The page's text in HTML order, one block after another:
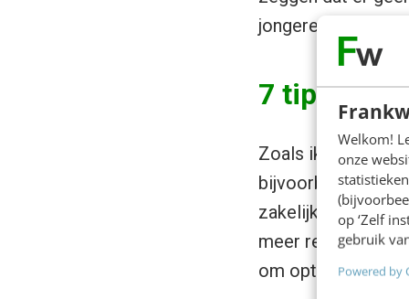
Welkom!
onze
op ‘Zelf
gebruik
Powered by
zeggen dat er
jongeren.
7 tips voor
Zoals ik eerder
bijvoorbeeld een
zakelijk kunt
meer respect en
om optimaal